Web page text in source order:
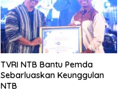
TVRI NTB Bantu Pemda
Sebarluaskan Keunggulan
NTB